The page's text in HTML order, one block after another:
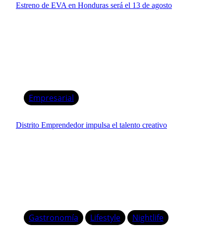
Estreno de EVA en Honduras será el 13 de agosto
Empresarial
Distrito Emprendedor impulsa el talento creativo
Gastronomía Lifestyle Nightlife